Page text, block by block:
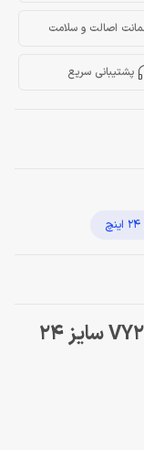
اصالت و سلامت
پشتیبانی سریع
خرید مانیتور مسترتک VY248HSW سایز 24